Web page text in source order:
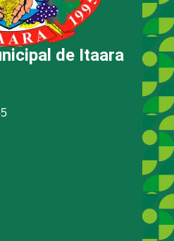
de Itaara